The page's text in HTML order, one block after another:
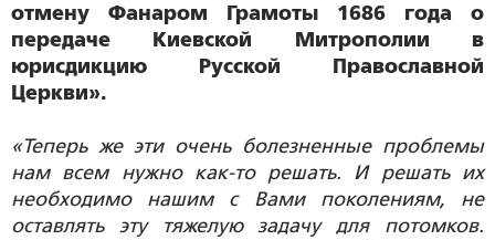
отмену Фанаром Грамоты 1686 года о
передаче Киевской Митрополии в
юрисдикцию Русской Православной
Церкви».
«Теперь же эти очень болезненные проблемы
нам всем нужно как-то решать. И решать их
необходимо нашим с Вами поколениям, не
оставлять эту тяжелую задачу для потомков.